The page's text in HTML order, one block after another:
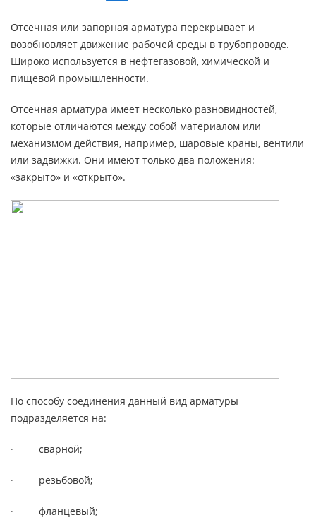
Отсечная или запорная арматура перекрывает и
возобновляет движение рабочей среды в трубопроводе.
Широко используется в нефтегазовой, химической и
пищевой промышленности.
Отсечная арматура имеет несколько разновидностей,
которые отличаются между собой материалом или
механизмом действия, например, шаровые краны, вентили
или задвижки. Они имеют только два положения:
«закрыто» и «открыто».
По способу соединения данный вид арматуры
подразделяется на:
· сварной;
· резьбовой;
· фланцевый;